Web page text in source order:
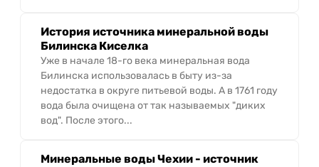
История источника минеральной воды
Билинска Киселка
Уже в начале 18-го века минеральная вода
Билинска использовалась в быту из-за
недостатка в округе питьевой воды. А в 1761 году
вода была очищена от так называемых "диких
вод". После этого...
Минеральные воды Чехии - источник